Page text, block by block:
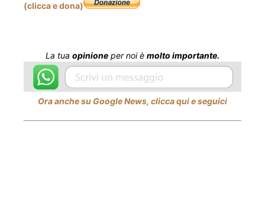
(clicca e dona)
La tua opinione per noi è molto importante.
Ora anche su Google News, clicca qui e seguici